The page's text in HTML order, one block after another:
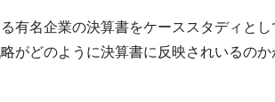
有名企業の決算書をケーススタディと
がどのように決算書に反映されいるの